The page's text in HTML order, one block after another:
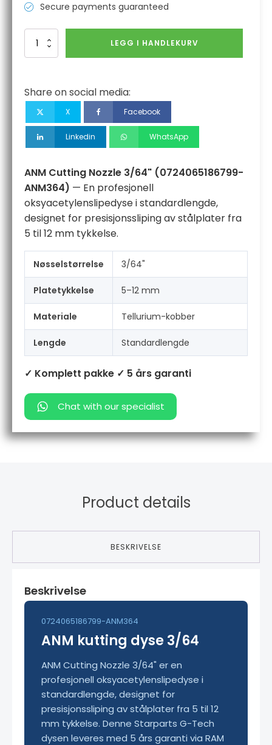
Secure payments guaranteed
ANM
kutting
LEGG I HANDLEKURV
Share on social media:
X Facebook
Linkedin WhatsApp
ANM Cutting Nozzle 3/64" (0724065186799-
ANM364) — En profesjonell
oksyacetylenslipedyse i standardlengde,
designet for presisjonssliping av stålplater fra
5 til 12 mm tykkelse.
Nøsselstørrelse 3/64"
Platetykkelse 5–12 mm
Materiale Tellurium-kobber
Lengde Standardlengde
✓ Komplett pakke ✓ 5 års garanti
Chat with our specialist
Product details
BESKRIVELSE
Beskrivelse
0724065186799-ANM364
ANM kutting dyse 3/64
ANM Cutting Nozzle 3/64" er en
profesjonell oksyacetylenslipedyse i
standardlengde, designet for
presisjonssliping av stålplater fra 5 til 12
mm tykkelse. Denne Starparts G-Tech
dysen leveres med 5 års garanti via RAM